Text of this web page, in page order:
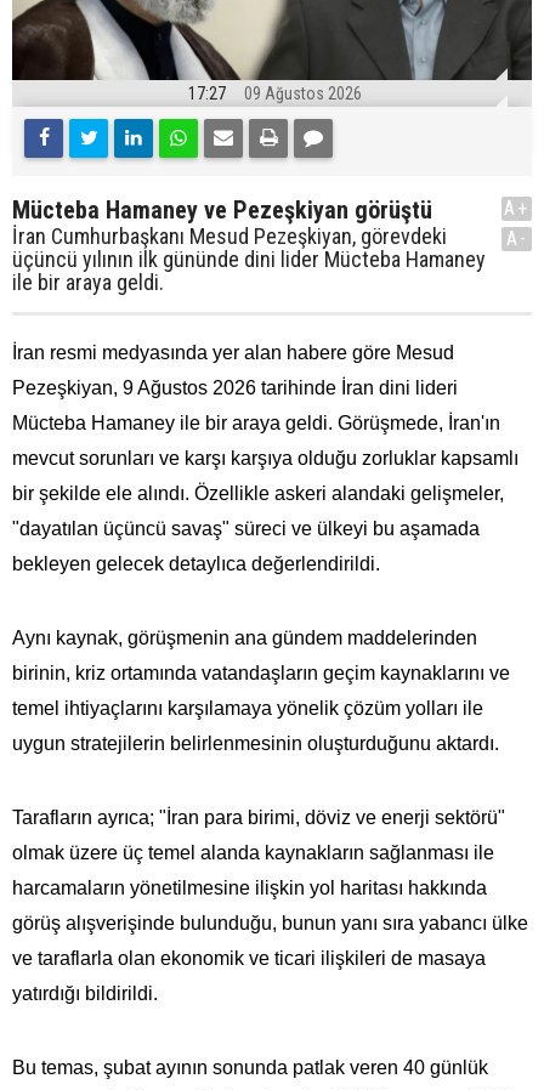
17:27 09 Ağustos 2026
Mücteba Hamaney ve Pezeşkiyan görüştü
İran Cumhurbaşkanı Mesud Pezeşkiyan, görevdeki
üçüncü yılının ilk gününde dini lider Mücteba Hamaney
ile bir araya geldi.
A+
A-
İran resmi medyasında yer alan habere göre Mesud
Pezeşkiyan, 9 Ağustos 2026 tarihinde İran dini lideri
Mücteba Hamaney ile bir araya geldi. Görüşmede, İran'ın
mevcut sorunları ve karşı karşıya olduğu zorluklar kapsamlı
bir şekilde ele alındı. Özellikle askeri alandaki gelişmeler,
"dayatılan üçüncü savaş" süreci ve ülkeyi bu aşamada
bekleyen gelecek detaylıca değerlendirildi.
Aynı kaynak, görüşmenin ana gündem maddelerinden
birinin, kriz ortamında vatandaşların geçim kaynaklarını ve
temel ihtiyaçlarını karşılamaya yönelik çözüm yolları ile
uygun stratejilerin belirlenmesinin oluşturduğunu aktardı.
Tarafların ayrıca; "İran para birimi, döviz ve enerji sektörü"
olmak üzere üç temel alanda kaynakların sağlanması ile
harcamaların yönetilmesine ilişkin yol haritası hakkında
görüş alışverişinde bulunduğu, bunun yanı sıra yabancı ülke
ve taraflarla olan ekonomik ve ticari ilişkileri de masaya
yatırdığı bildirildi.
Bu temas, şubat ayının sonunda patlak veren 40 günlük